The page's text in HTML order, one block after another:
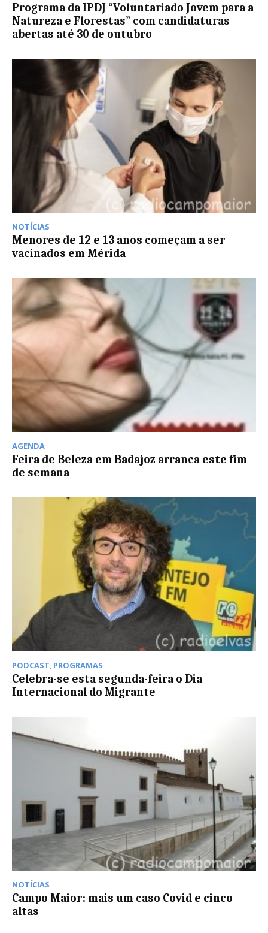
Programa da IPDJ “Voluntariado Jovem para a
Natureza e Florestas” com candidaturas
abertas até 30 de outubro
NOTÍCIAS
Menores de 12 e 13 anos começam a ser
vacinados em Mérida
AGENDA
Feira de Beleza em Badajoz arranca este fim
de semana
PODCAST, PROGRAMAS
Celebra-se esta segunda-feira o Dia
Internacional do Migrante
NOTÍCIAS
Campo Maior: mais um caso Covid e cinco
altas